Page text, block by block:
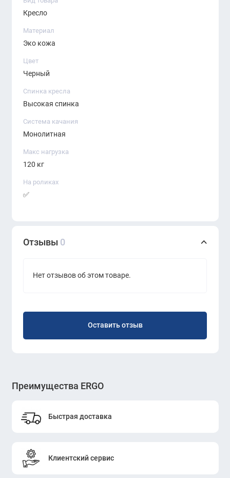
плавным. Подлокотники помогают снизить нагрузку
на руки и плечи во время работы.
Кресло
Материал
Эко кожа
Цвет
Черный
Спинка кресла
Высокая спинка
Система качания
Монолитная
Макс нагрузка
120 кг
На роликах
✅
Отзывы 0
Нет отзывов об этом товаре.
Оставить отзыв
Преимущества ERGO
Быстрая доставка
Клиентский сервис